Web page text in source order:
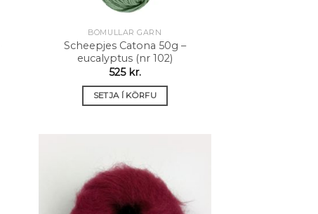
BÓMULLAR GARN
Scheepjes Catona 50g –
eucalyptus (nr 102)
525 kr.
SETJA Í KÖRFU
Setja á
óskalista